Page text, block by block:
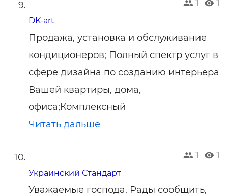
1 1
DK-art
Продажа, установка и обслуживание
кондиционеров; Полный спектр услуг в
сфере дизайна по созданию интерьера
Вашей квартиры, дома,
офиса;Комплексный
Читать дальше
1 1
Украинский Стандарт
Уважаемые господа. Рады сообщить,